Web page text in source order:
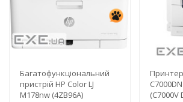
Багатофункціональний
пристрій HP Color LJ
M178nw (4ZB96A)
(C7000V